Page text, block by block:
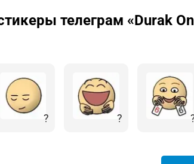
телеграм «Durak
? ?